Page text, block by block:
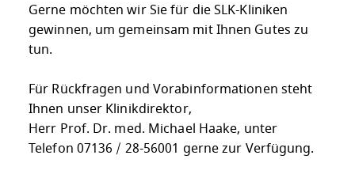
Gerne möchten wir Sie für die SLK-Kliniken
gewinnen, um gemeinsam mit Ihnen Gutes zu
tun.
Für Rückfragen und Vorabinformationen steht
Ihnen unser Klinikdirektor,
Herr Prof. Dr. med. Michael Haake, unter
Telefon 07136 / 28-56001 gerne zur Verfügung.